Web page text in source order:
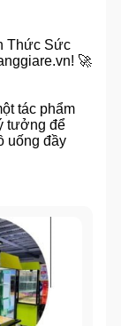
Thức Sức
🚀
tác phẩm
tưởng để
uống đầy
sinh tố theo
cho thương
bảo sự